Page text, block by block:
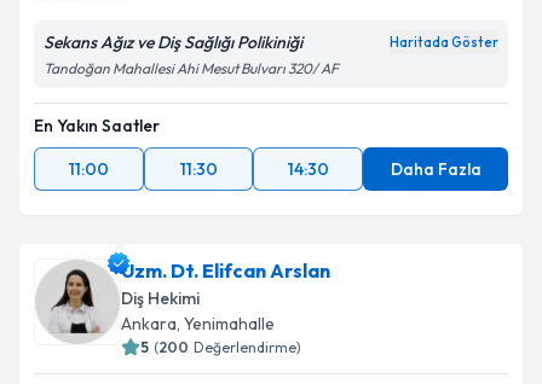
Sekans Ağız ve Diş Sağlığı Polikiniği Haritada Göster
Tandoğan Mahallesi Ahi Mesut Bulvarı 320/ AF
En Yakın Saatler
11:00
11:30 14:30 Daha Fazla
Uzm. Dt. Elifcan Arslan
Diş Hekimi
Ankara, Yenimahalle
5 (200 Değerlendirme)